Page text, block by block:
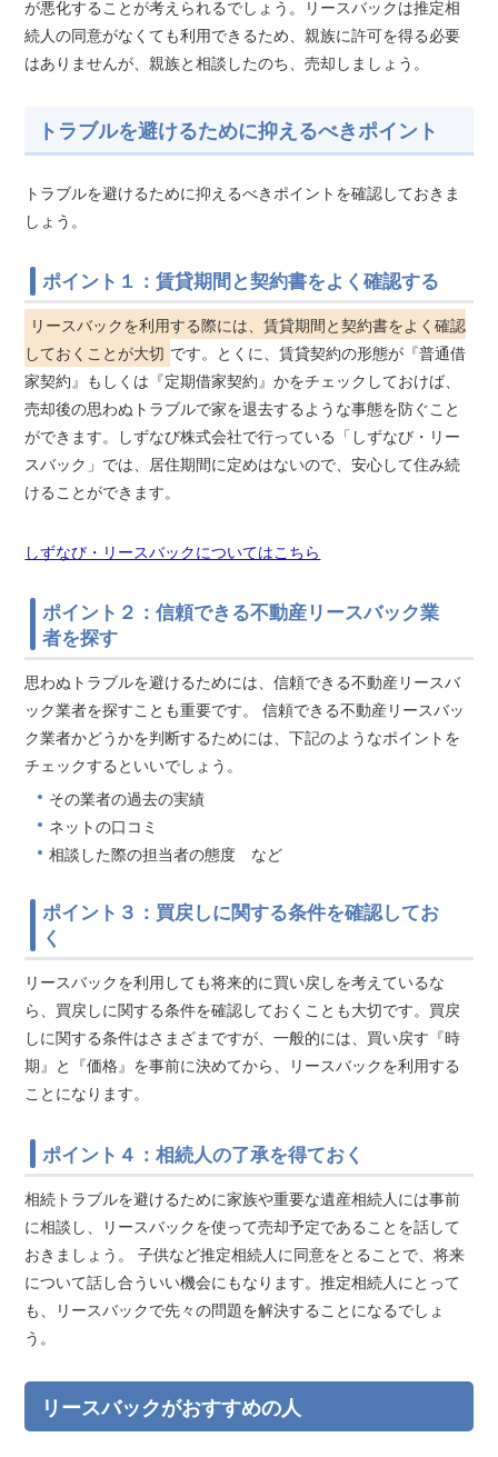
が悪化することが考えられるでしょう。リースバックは推定相
続人の同意がなくても利用できるため、親族に許可を得る必要
はありませんが、親族と相談したのち、売却しましょう。
トラブルを避けるために抑えるべきポイント
トラブルを避けるために抑えるべきポイントを確認しておきま
しょう。
ポイント１：賃貸期間と契約書をよく確認する
リースバックを利用する際には、賃貸期間と契約書をよく確認
しておくことが大切 です。とくに、賃貸契約の形態が『普通借
家契約』もしくは『定期借家契約』かをチェックしておけば、
売却後の思わぬトラブルで家を退去するような事態を防ぐこと
ができます。しずなび株式会社で行っている「しずなび・リー
スバック」では、居住期間に定めはないので、安心して住み続
けることができます。
しずなび・リースバックについてはこちら
ポイント２：信頼できる不動産リースバック業
者を探す
思わぬトラブルを避けるためには、信頼できる不動産リースバ
ック業者を探すことも重要です。 信頼できる不動産リースバッ
ク業者かどうかを判断するためには、下記のようなポイントを
チェックするといいでしょう。
その業者の過去の実績
ネットの口コミ
相談した際の担当者の態度 など
ポイント３：買戻しに関する条件を確認してお
く
リースバックを利用しても将来的に買い戻しを考えているな
ら、買戻しに関する条件を確認しておくことも大切です。買戻
しに関する条件はさまざまですが、一般的には、買い戻す『時
期』と『価格』を事前に決めてから、リースバックを利用する
ことになります。
ポイント４：相続人の了承を得ておく
相続トラブルを避けるために家族や重要な遺産相続人には事前
に相談し、リースバックを使って売却予定であることを話して
おきましょう。 子供など推定相続人に同意をとることで、将来
について話し合ういい機会にもなります。推定相続人にとって
も、リースバックで先々の問題を解決することになるでしょ
う。
リースバックがおすすめの人